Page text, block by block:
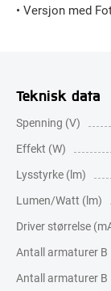
• Versjon med
Teknisk data
Spenning (V)
Effekt (W)
Lysstyrke (lm)
Lumen/Watt (lm)
Driver størrelse
Antall armaturer B
Antall armaturer B